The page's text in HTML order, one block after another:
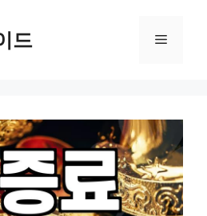
드 메